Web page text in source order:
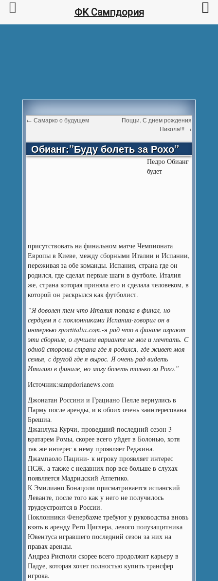
← Самарко о будущем
Поцци. С днем рождения
Никола!!! →
Обианг:”Буду болеть за Рохо”
Педро Обианг
будет
присутствовать на финальном матче Чемпионата
Европы в Киеве, между сборными Италии и Испании,
переживая за обе команды. Испания, страна где он
родился, где сделал первые шаги в футболе. Италия
же, страна которая приняла его и сделала человеком, в
которой он раскрылся как футболист.
“Я доволен тем что Италия попала в финал, но
сердцем я с поклонниками Испании-говорил он в
интервью sportitalia.com.-я рад что в финале играют
эти сборные, о лучшем варианте не мог и мечтать. С
одной стороны страна где я родился, где живет моя
семья, с другой где я вырос. Я очень рад видеть
Италию в финале, но могу болеть только за Рохо.”
Источник:sampdorianews.com
Джонатан Россини и Грациано Пелле вернулись в
Парму после аренды, и в обоих очень заинтересована
Брешиа.
Джанлука Курчи, проведший последний сезон 3
вратарем Ромы, скорее всего уйдет в Болонью, хотя
так же интерес к нему проявляет Реджина.
Джампаоло Пацини- к игроку проявляет интерес
ПСЖ, а также с недавних пор все больше в слухах
появляется Мадридский Атлетико.
К Эмилиано Бонацоли присматривается испанский
Леванте, после того как у него не получилось
трудоустроится в России.
Поклонники Фенербахче требуют у руководства вновь
взять в аренду Рето Циглера, левого полузащитника
Ювентуса игравшего последний сезон за них на
правах аренды.
Андреа Рисполи скорее всего продолжит карьеру в
Падуе, которая хочет полностью купить трансфер
игрока.
ФК Сампдория